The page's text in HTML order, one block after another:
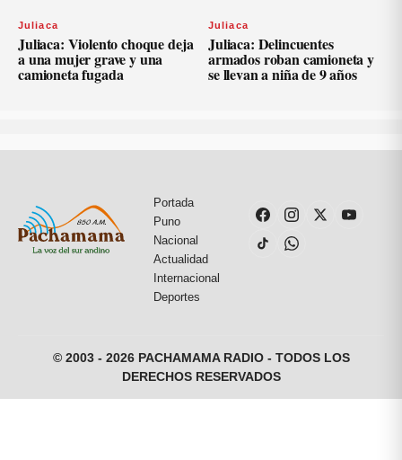
Juliaca
Juliaca: Violento choque deja
a una mujer grave y una
camioneta fugada
Juliaca
Juliaca: Delincuentes
armados roban camioneta y
se llevan a niña de 9 años
Portada
Puno
Nacional
Actualidad
Internacional
Deportes
© 2003 - 2026 PACHAMAMA RADIO - TODOS LOS
DERECHOS RESERVADOS